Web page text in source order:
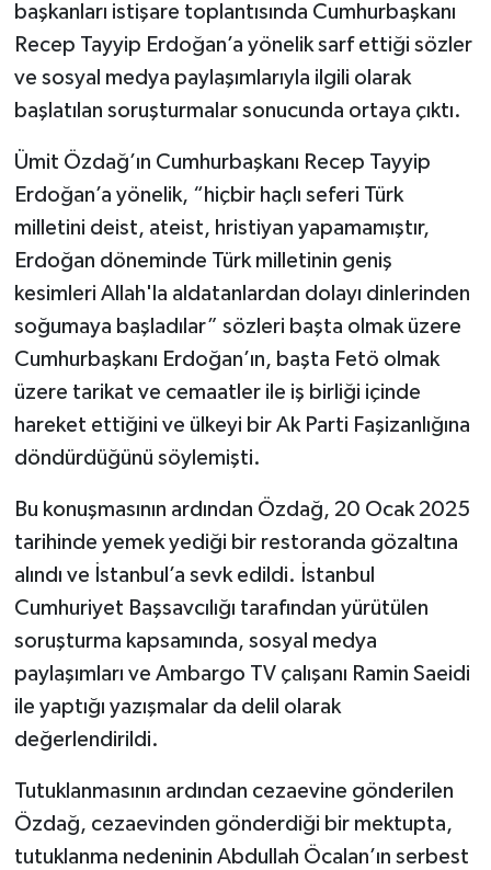
başkanları istişare toplantısında Cumhurbaşkanı
Recep Tayyip Erdoğan’a yönelik sarf ettiği sözler
ve sosyal medya paylaşımlarıyla ilgili olarak
başlatılan soruşturmalar sonucunda ortaya çıktı.
Ümit Özdağ’ın Cumhurbaşkanı Recep Tayyip
Erdoğan’a yönelik, “hiçbir haçlı seferi Türk
milletini deist, ateist, hristiyan yapamamıştır,
Erdoğan döneminde Türk milletinin geniş
kesimleri Allah'la aldatanlardan dolayı dinlerinden
soğumaya başladılar” sözleri başta olmak üzere
Cumhurbaşkanı Erdoğan’ın, başta Fetö olmak
üzere tarikat ve cemaatler ile iş birliği içinde
hareket ettiğini ve ülkeyi bir Ak Parti Faşizanlığına
döndürdüğünü söylemişti.
Bu konuşmasının ardından Özdağ, 20 Ocak 2025
tarihinde yemek yediği bir restoranda gözaltına
alındı ve İstanbul’a sevk edildi. İstanbul
Cumhuriyet Başsavcılığı tarafından yürütülen
soruşturma kapsamında, sosyal medya
paylaşımları ve Ambargo TV çalışanı Ramin Saeidi
ile yaptığı yazışmalar da delil olarak
değerlendirildi.
Tutuklanmasının ardından cezaevine gönderilen
Özdağ, cezaevinden gönderdiği bir mektupta,
tutuklanma nedeninin Abdullah Öcalan’ın serbest